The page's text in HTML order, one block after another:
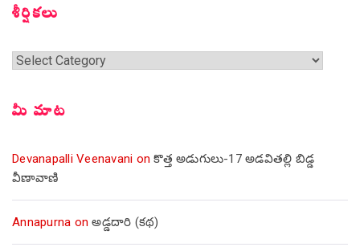
శీర్షికలు
శీర్షికలు
మీ మాట
Devanapalli Veenavani onకొత్త అడుగులు-17 అడవితల్లి బిడ్డ
వీణావాణి
Annapurna onఅడ్డదారి (కథ)